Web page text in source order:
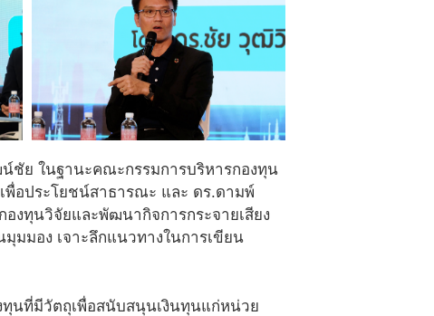
ชัย ในฐานะคณะกรรมการบริหารกองทุน
พื่อประโยชน์สาธารณะ และ ดร.ดามพ์
งทุนวิจัยและพัฒนากิจการกระจายเสียง
มมอง เจาะลึกแนวทางในการเขียน
ทุนที่มีวัตถุเพื่อสนับสนุนเงินทุนแก่หน่วย